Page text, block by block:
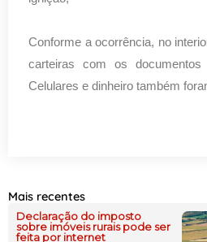
Conforme a ocorrência, no
carteiras com os
Celulares e dinheiro também
Mais recentes
Declaração do imposto
sobre imóveis rurais pode ser
feita por internet